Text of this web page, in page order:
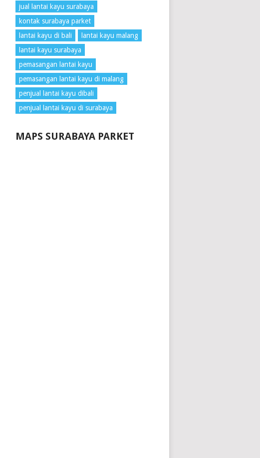
jual lantai kayu surabaya
kontak surabaya parket
lantai kayu di bali
lantai kayu malang
lantai kayu surabaya
pemasangan lantai kayu
pemasangan lantai kayu di malang
penjual lantai kayu dibali
penjual lantai kayu di surabaya
MAPS SURABAYA PARKET